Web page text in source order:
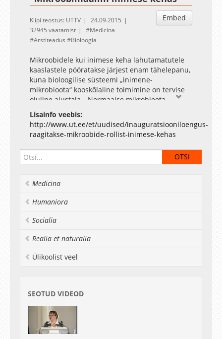
Embed
Klipi teostus: UTTV
24.09.2015
32945 vaatamist
Medicina
Arstiteadus
Bioloogia
Mikroobidele kui inimese keha lahutamatutele
kaaslastele pööratakse järjest enam tähelepanu,
kuna bioloogilise süsteemi „inimene-
mikrobioota“ kooskõlaline toimimine on tervise
oluline alustala. „Normaalse mikrobioota
olemasolu selgus mikroskoobiga uurides juba
sajandeid tagasi, tänaseks on inimestelt leitud
ligi 2000 erinevat mikroobiliiki. Iga inimese suus,
seedetraktis, nahal ja suguteedes on talle
iseloomulikud mikroobikooslused, mille tingib
ühelt poolt mikroobide valik, millega laps
teiselt poolt tema rakuretseptorite eripära,“
rääkis Tartu ülikooli mikroobiökoloogia professor
Reet Mändar.
mikroobiökoloogia professor, tel: 737 4178, e-
Lisainfo veebis:
http://www.ut.ee/et/uudised/inauguratsiooniloengus-
raagitakse-mikroobide-rollist-inimese-kehas
Medicina
Humaniora
Socialia
Realia et naturalia
Ülikoolist veel
SEOTUD VIDEOD